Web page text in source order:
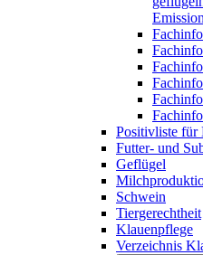
Positivliste für
Futter- und
Geflügel
Schwein
Tiergerechtheit
Klauenpflege
Verzeichnis